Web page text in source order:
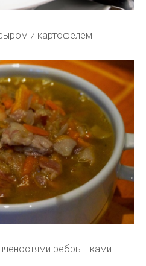
и картофелем
ребрышками